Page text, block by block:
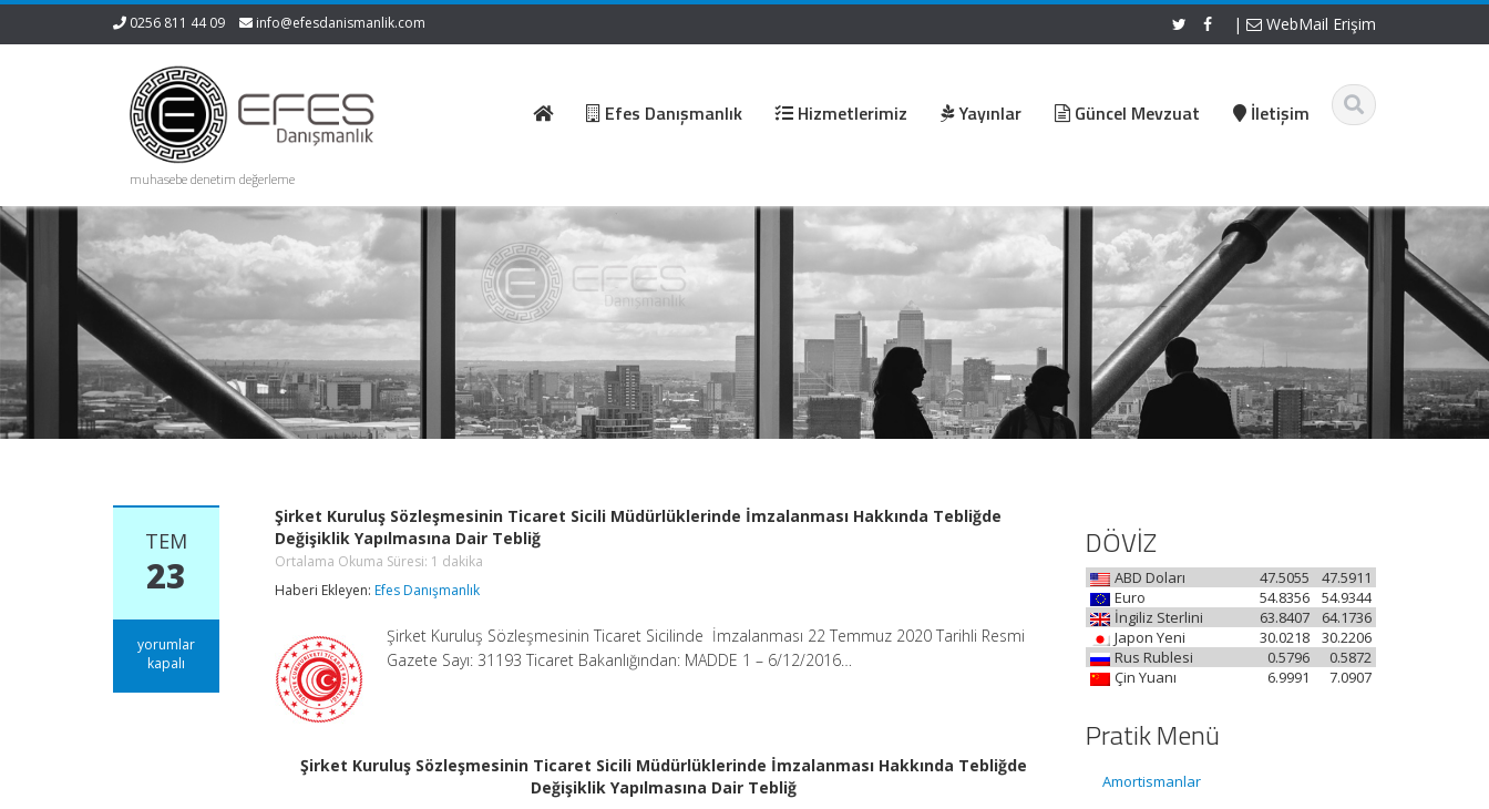
0256 811 44 09 info@efesdanismanlik.com | WebMail Erişim
muhasebe denetim değerleme
Efes Danışmanlık Hizmetlerimiz Yayınlar Güncel Mevzuat İletişim
TEM
23
Şirket
Kuruluş
yorumlar
kapalı
Şirket Kuruluş Sözleşmesinin Ticaret Sicili Müdürlüklerinde İmzalanması Hakkında Tebliğde
Değişiklik Yapılmasına Dair Tebliğ
Ortalama Okuma Süresi: 1 dakika
Haberi Ekleyen:Efes Danışmanlık
Şirket Kuruluş Sözleşmesinin Ticaret Sicilinde İmzalanması 22 Temmuz 2020 Tarihli Resmi
Gazete Sayı: 31193 Ticaret Bakanlığından: MADDE 1 – 6/12/2016…
Şirket Kuruluş Sözleşmesinin Ticaret Sicili Müdürlüklerinde İmzalanması Hakkında Tebliğde
Değişiklik Yapılmasına Dair Tebliğ
DÖVİZ
ABD Doları 47.5911
47.5055
Euro
54.9344
54.8356
İngiliz Sterlini
64.1736
63.8407
Japon Yeni
30.2206
30.0218
Rus Rublesi
0.5872
0.5796
Çin Yuanı
7.0907
6.9991
Pratik Menü
Amortismanlar